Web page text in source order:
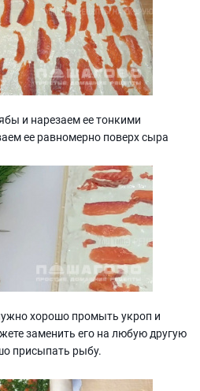
и нарезаем ее тонкими
ее равномерно поверх сыра
хорошо промыть укроп и
заменить его на любую другую
присыпать рыбу.